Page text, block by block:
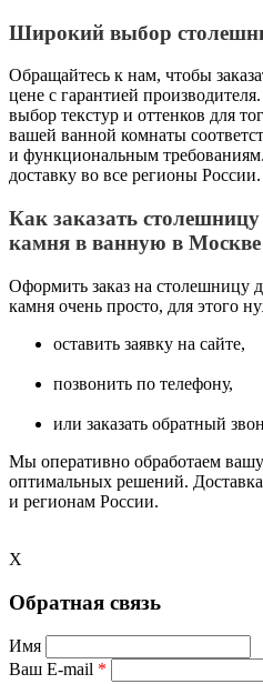
Широкий выбор
Обращайтесь к нам, чтобы
цене с гарантией
выбор текстур и оттенков для
вашей ванной комнаты
и функциональным
доставку во все регионы России.
Как заказать столешницу
камня в ванную в Москве
Оформить заказ на столешницу
камня очень просто, для этого
оставить заявку на сайте,
позвонить по телефону,
или заказать обратный
Мы оперативно обработаем
оптимальных решений.
и регионам России.
X
Обратная связь
Имя
Ваш E-mail *